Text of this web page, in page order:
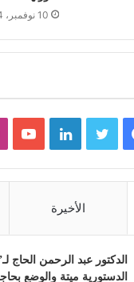
10 نوفمبر، 2024
ي
و
و
ر
ي
د
و
و
الأخيرة
الدكتور عبد الرحمن الحاج
الدستورية ميتة والوضع